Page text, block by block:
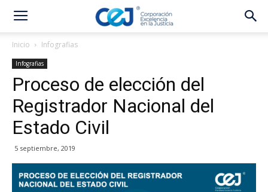
Inicio Infografias
Infografias
Proceso de elección del
Registrador Nacional del
Estado Civil
5 septiembre, 2019